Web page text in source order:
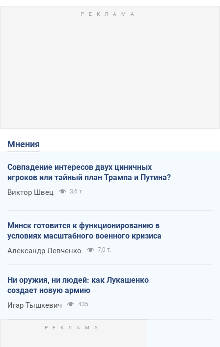
Мнения
Совпадение интересов двух циничных
игроков или тайный план Трампа и Путина?
Виктор Швец 3,6 т.
Минск готовится к функционированию в
условиях масштабного военного кризиса
Александр Левченко 7,0 т.
Ни оружия, ни людей: как Лукашенко
создает новую армию
Игар Тышкевич 435